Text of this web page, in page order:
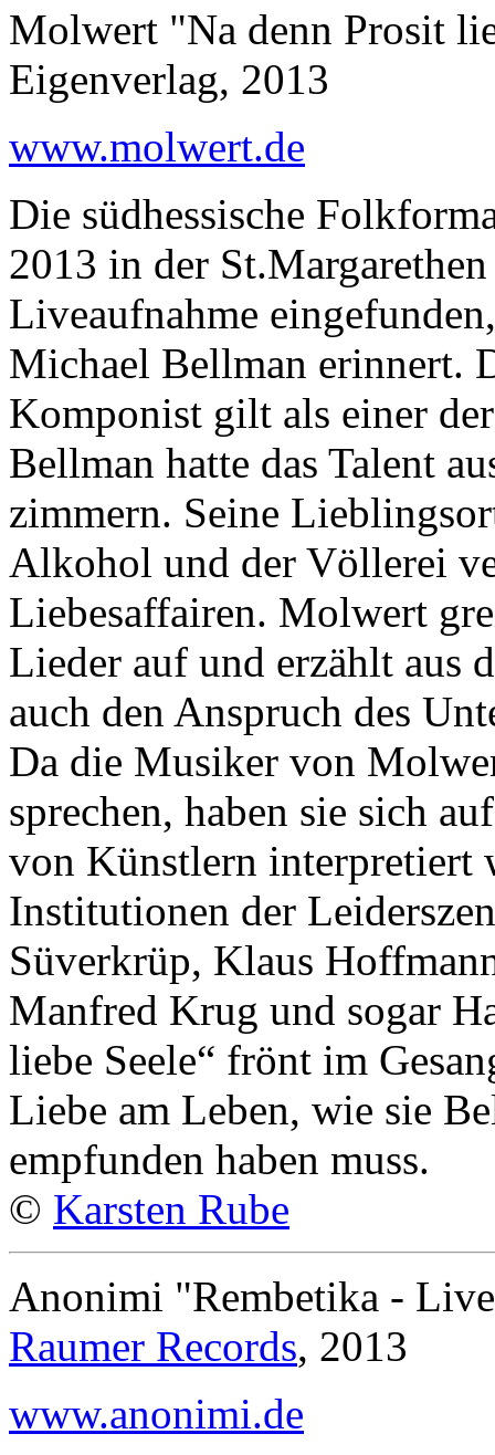
Molwert "Na denn Prosit
Eigenverlag, 2013
www.molwert.de
Die südhessische
2013 in der
Liveaufnahme
Michael Bellman erinnert.
Komponist gilt als einer
Bellman hatte das Talent
zimmern. Seine
Alkohol und der Völlerei
Liebesaffairen. Molwert
Lieder auf und erzählt aus
auch den Anspruch des
Da die Musiker von
sprechen, haben sie sich
von Künstlern interpretiert
Institutionen der
Süverkrüp, Klaus
Manfred Krug und sogar
liebe Seele“ frönt im
Liebe am Leben, wie sie
empfunden haben muss.
© Karsten Rube
Anonimi "Rembetika -
Raumer Records, 2013
www.anonimi.de